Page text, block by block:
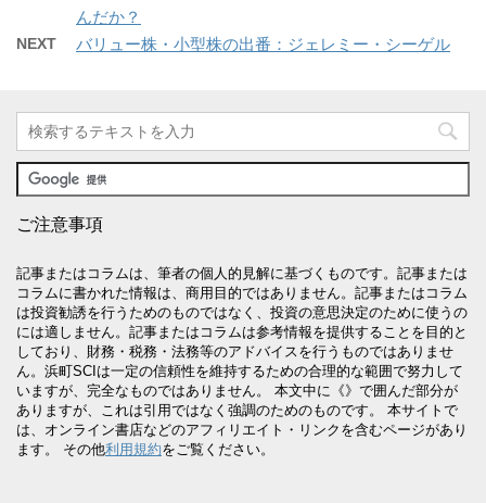
んだか？
NEXT バリュー株・小型株の出番：ジェレミー・シーゲル
ご注意事項
記事またはコラムは、筆者の個人的見解に基づくものです。記事または
コラムに書かれた情報は、商用目的ではありません。記事またはコラム
は投資勧誘を行うためのものではなく、投資の意思決定のために使うの
には適しません。記事またはコラムは参考情報を提供することを目的と
しており、財務・税務・法務等のアドバイスを行うものではありませ
ん。浜町SCIは一定の信頼性を維持するための合理的な範囲で努力して
いますが、完全なものではありません。 本文中に《》で囲んだ部分が
ありますが、これは引用ではなく強調のためのものです。 本サイトで
は、オンライン書店などのアフィリエイト・リンクを含むページがあり
ます。 その他利用規約をご覧ください。